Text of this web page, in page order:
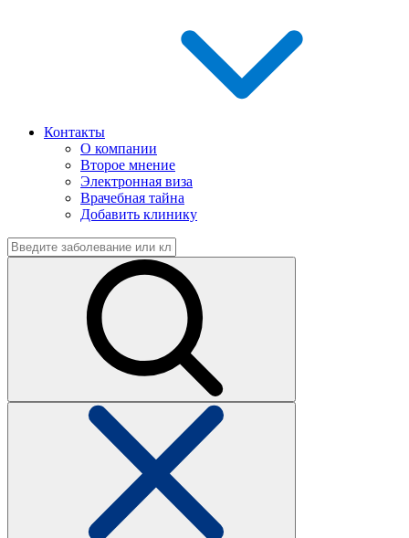
Контакты
О компании
Второе мнение
Электронная виза
Врачебная тайна
Добавить клинику